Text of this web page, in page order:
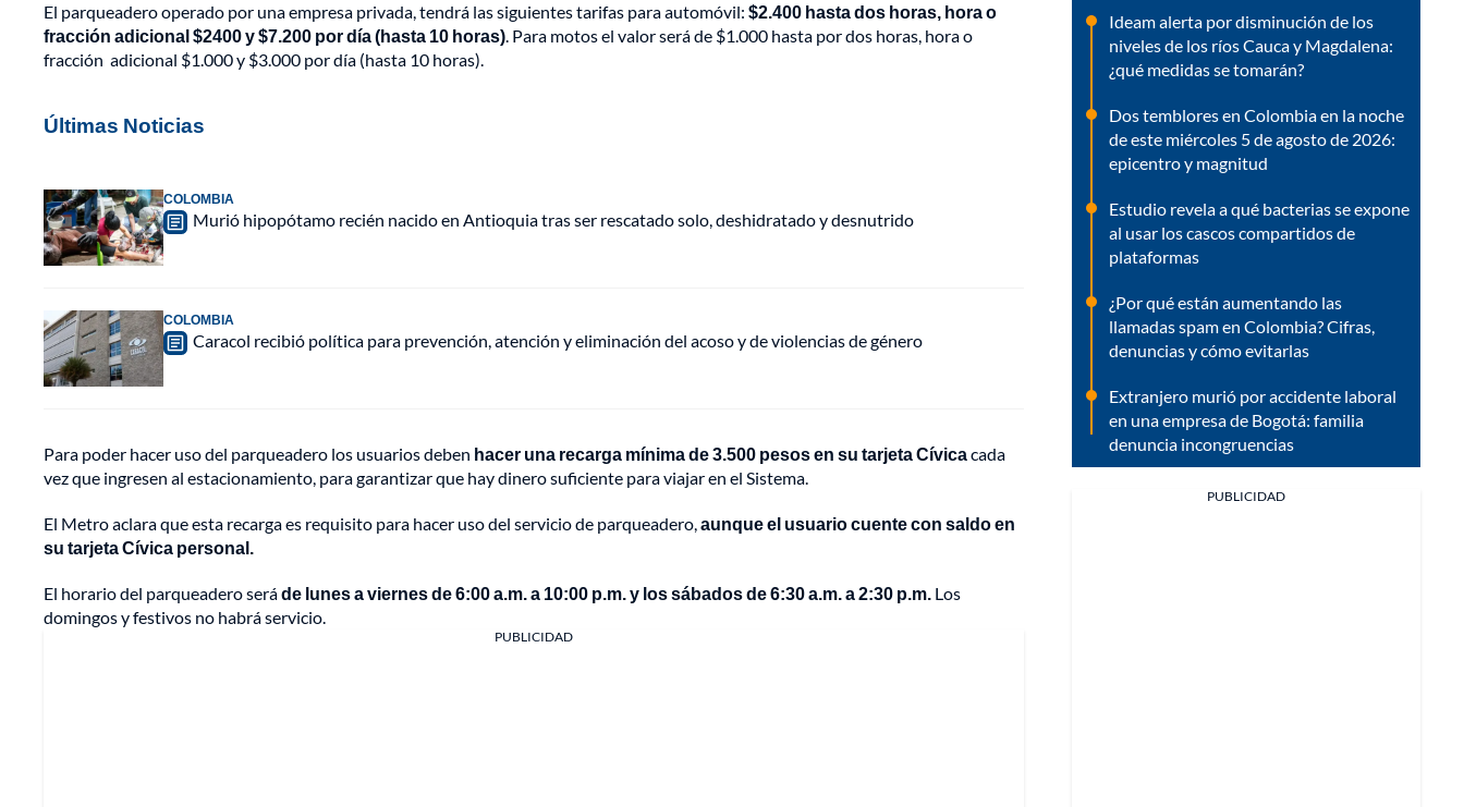
El parqueadero operado por una empresa privada, tendrá las siguientes tarifas para automóvil: $2.400 hasta dos horas, hora o
fracción adicional $2400 y $7.200 por día (hasta 10 horas). Para motos el valor será de $1.000 hasta por dos horas, hora o
fracción adicional $1.000 y $3.000 por día (hasta 10 horas).
Últimas Noticias
COLOMBIA
Murió hipopótamo recién nacido en Antioquia tras ser rescatado solo, deshidratado y desnutrido
COLOMBIA
Caracol recibió política para prevención, atención y eliminación del acoso y de violencias de género
Para poder hacer uso del parqueadero los usuarios deben hacer una recarga mínima de 3.500 pesos en su tarjeta Cívicacada
vez que ingresen al estacionamiento, para garantizar que hay dinero suficiente para viajar en el Sistema.
El Metro aclara que esta recarga es requisito para hacer uso del servicio de parqueadero,aunque el usuario cuente con saldo en
su tarjeta Cívica personal.
El horario del parqueadero seráde lunes a viernes de 6:00 a.m. a 10:00 p.m. y los sábados de 6:30 a.m. a 2:30 p.m. Los
domingos y festivos no habrá servicio.
PUBLICIDAD
Ideam alerta por disminución de los
niveles de los ríos Cauca y Magdalena:
¿qué medidas se tomarán?
Dos temblores en Colombia en la noche
de este miércoles 5 de agosto de 2026:
epicentro y magnitud
Estudio revela a qué bacterias se expone
al usar los cascos compartidos de
plataformas
¿Por qué están aumentando las
llamadas spam en Colombia? Cifras,
denuncias y cómo evitarlas
Extranjero murió por accidente laboral
en una empresa de Bogotá: familia
denuncia incongruencias
PUBLICIDAD